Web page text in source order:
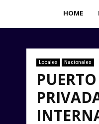
HOME
Locales Nacionales